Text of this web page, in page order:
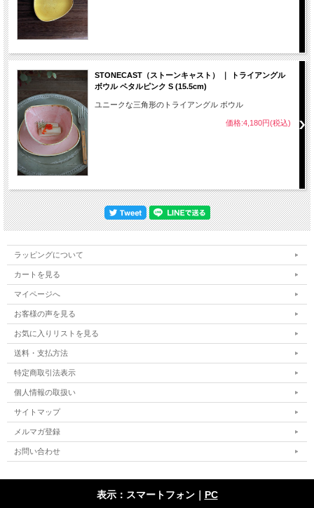
STONECAST（ストーンキャスト） ｜ トライアングル
ボウル ペタルピンク S (15.5cm)
ユニークな三角形のトライアングル ボウル
価格:4,180円(税込)
ラッピングについて
カートを見る
マイページへ
お客様の声を見る
お気に入りリストを見る
送料・支払方法
特定商取引法表示
個人情報の取扱い
サイトマップ
メルマガ登録
お問い合わせ
表示：スマートフォン｜ PC